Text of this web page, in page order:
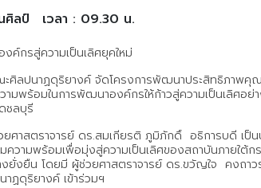
ลป์ เวลา : 09.30 น.
ค์กรสู่ความเป็นเลิศยุคใหม่
ปนาฏดุริยางค์ จัดโครงการพัฒนาประสิทธิภาพคุณ
มพร้อมในการพัฒนาองค์กรให้ก้าวสู่ความเป็นเลิศ
ชลบุรี
าสตราจารย์ ดร.สมเกียรติ ภูมิภักดิ์ อธิการบดี เป็นป
ความพร้อมเพื่อมุ่งสู่ความเป็นเลิศของสถาบันภายใต้
งยั่งยืน โดยมี ผู้ช่วยศาสตราจารย์ ดร.ขวัญใจ คง
ฏดุริยางค์ เข้าร่วมฯ